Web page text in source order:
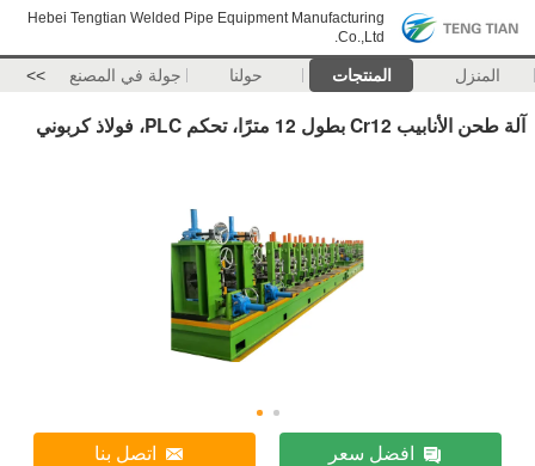
Hebei Tengtian Welded Pipe Equipment Manufacturing
Co.,Ltd.
المنزل المنتجات حولنا جولة في المصنع >>
آلة طحن الأنابيب Cr12 بطول 12 مترًا، تحكم PLC، فولاذ كربوني
افضل سعر اتصل بنا